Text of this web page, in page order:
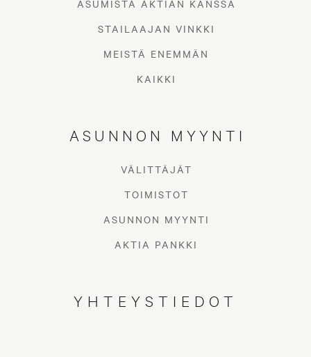
ASUMISTA AKTIAN KANSSA
STAILAAJAN VINKKI
MEISTÄ ENEMMÄN
KAIKKI
ASUNNON MYYNTI
VÄLITTÄJÄT
TOIMISTOT
ASUNNON MYYNTI
AKTIA PANKKI
YHTEYSTIEDOT